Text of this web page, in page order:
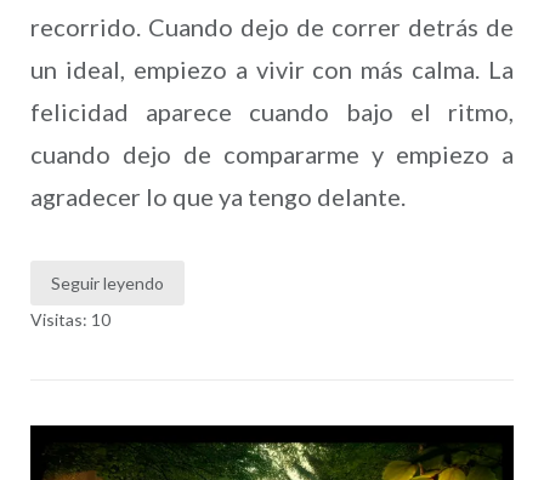
recorrido. Cuando dejo de correr detrás de
un ideal, empiezo a vivir con más calma. La
felicidad aparece cuando bajo el ritmo,
cuando dejo de compararme y empiezo a
agradecer lo que ya tengo delante.
Seguir leyendo
Visitas: 10